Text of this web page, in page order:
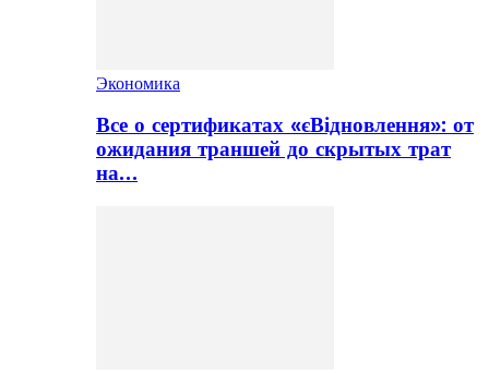
Экономика
Все о сертификатах «єВідновлення»: от
ожидания траншей до скрытых трат
на…